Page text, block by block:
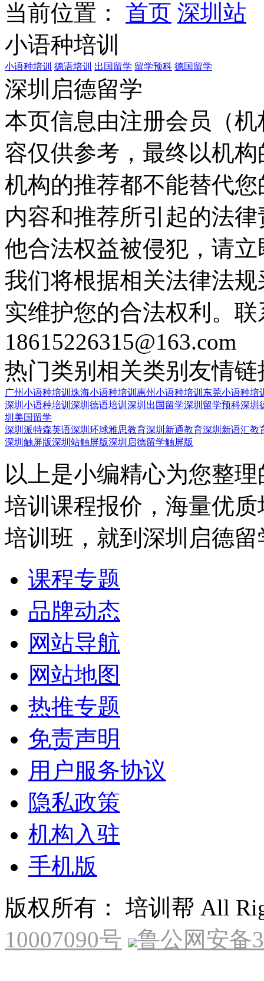
当前位置： 首页 深圳站
小语种培训
小语种培训 德语培训 出国留学 留学预科 德国留学
深圳启德留学
本页信息由注册会员（
容仅供参考，最终以机
机构的推荐都不能替代
内容和推荐所引起的法
他合法权益被侵犯，请
我们将根据相关法律法
实维护您的合法权利。
18615226315@163.com
热门类别 相关类别 友情链
广州小语种培训 珠海小语种培训 惠州小语种培训 东莞小语种培
深圳小语种培训 深圳德语培训 深圳出国留学深圳留学预科深圳
圳美国留学
深圳派特森英语深圳环球雅思教育深圳新通教育深圳新语汇教
深圳触屏版深圳站触屏版深圳启德留学触屏版
以上是小编精心为您整
培训课程报价，海量优
培训班，就到深圳启德留
课程专题
品牌动态
网站导航
网站地图
热推专题
免责声明
用户服务协议
隐私政策
机构入驻
手机版
版权所有： 培训帮 All
10007090号
鲁公网安备